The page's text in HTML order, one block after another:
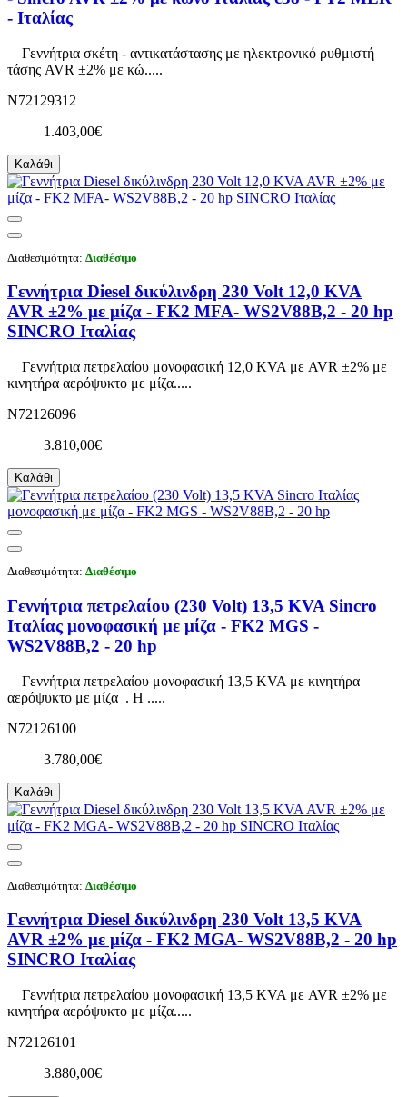
- Ιταλίας
Γεννήτρια σκέτη - αντικατάστασης με ηλεκτρονικό ρυθμιστή
τάσης AVR ±2% με κώ.....
N72129312
1.403,00€
Καλάθι
Διαθεσιμότητα: Διαθέσιμο
Γεννήτρια Diesel δικύλινδρη 230 Volt 12,0 KVA
AVR ±2% με μίζα - FK2 MFA- WS2V88B,2 - 20 hp
SINCRO Ιταλίας
Γεννήτρια πετρελαίου μονοφασική 12,0 KVA με AVR ±2% με
κινητήρα αερόψυκτο με μίζα.....
N72126096
3.810,00€
Καλάθι
Διαθεσιμότητα: Διαθέσιμο
Γεννήτρια πετρελαίου (230 Volt) 13,5 KVA Sincro
Ιταλίας μονοφασική με μίζα - FK2 MGS -
WS2V88B,2 - 20 hp
Γεννήτρια πετρελαίου μονοφασική 13,5 KVA με κινητήρα
αερόψυκτο με μίζα . H .....
N72126100
3.780,00€
Καλάθι
Διαθεσιμότητα: Διαθέσιμο
Γεννήτρια Diesel δικύλινδρη 230 Volt 13,5 KVA
AVR ±2% με μίζα - FK2 MGA- WS2V88B,2 - 20 hp
SINCRO Ιταλίας
Γεννήτρια πετρελαίου μονοφασική 13,5 KVA με AVR ±2% με
κινητήρα αερόψυκτο με μίζα.....
N72126101
3.880,00€